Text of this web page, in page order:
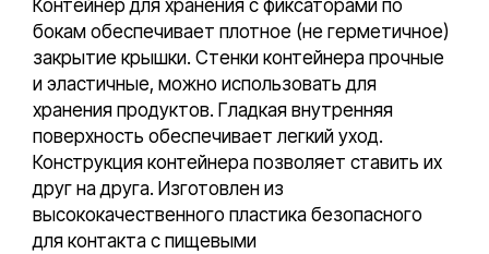
Контейнер для хранения с фиксаторами по
бокам обеспечивает плотное (не герметичное)
закрытие крышки. Стенки контейнера прочные
и эластичные, можно использовать для
хранения продуктов. Гладкая внутренняя
поверхность обеспечивает легкий уход.
Конструкция контейнера позволяет ставить их
друг на друга. Изготовлен из
высококачественного пластика безопасного
для контакта с пищевыми